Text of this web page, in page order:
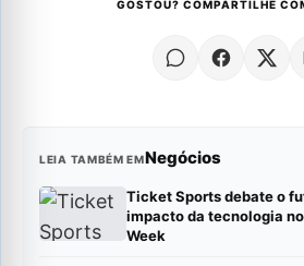
GOSTOU? COMPARTILHE
LEIA TAMBÉM EMNegócios
Ticket Sports debate o
impacto da tecnologia
Week